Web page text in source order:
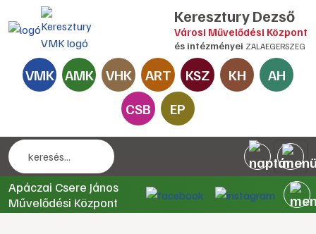
Keresztury Dezső
Városi Művelődési Központ
és intézményei ZALAEGERSZEG
VMK AMK VHK ART KSZ KH
AH
CSB
EP
Apáczai Csere János
Művelődési Központ